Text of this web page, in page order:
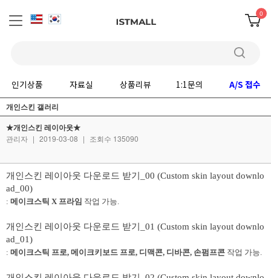
0
인기상품 자료실 상품리뷰 1:1문의 A/S 접수
개인스킨 갤러리
★개인스킨 레이아웃★
관리자 | 2019-03-08 | 조회수 135090
개인스킨 레이아웃 다운로드 받기_00 (Custom skin layout downlo
ad_00)
: 메이크스틱 X 프라임 작업 가능.
개인스킨 레이아웃 다운로드 받기_01 (Custom skin layout downlo
ad_01)
: 메이크스틱 프로, 메이크키보드 프로, 디맥콘, 디바콘, 손펌프콘 작업 가능.